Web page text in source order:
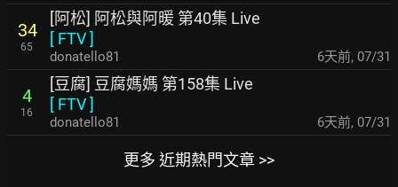
34
65
[阿松] 阿松與阿暖 第40集 Live
[ FTV]
donatello81 6天前, 07/31
4
16
[豆腐] 豆腐媽媽 第158集 Live
[ FTV]
donatello81 6天前, 07/31
更多 近期熱門文章 >>